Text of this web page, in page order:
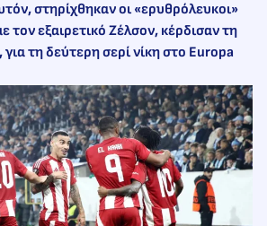
στηρίχθηκαν οι «ερυθρόλευκοι»
τον εξαιρετικό Ζέλσον, κέρδισαν τη
τη δεύτερη σερί νίκη στο Europa